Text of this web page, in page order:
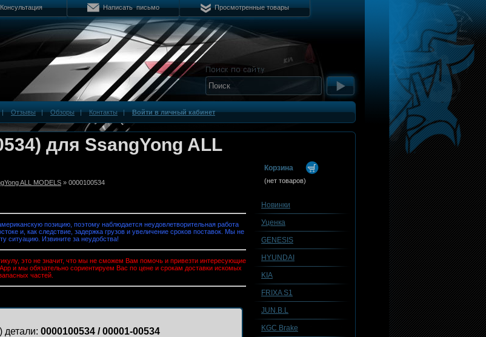
Консультация Написать письмо Просмотренные товары
Отзывы|Обзоры|Контакты|Войти в личный кабинет
для SsangYong ALL
ALL MODELS » 0000100534
позицию, поэтому наблюдается неудовлетворительная работа
и, как следствие, задержка грузов и увеличение сроков поставок. Мы не
ситуацию. Извините за неудобства!
это не значит, что мы не сможем Вам помочь и привезти интересующие
и мы обязательно сориентируем Вас по цене и срокам доставки искомых
частей.
детали: 0000100534 / 00001-00534
Корзина
(нет товаров)
Новинки
Уценка
GENESIS
HYUNDAI
KIA
FRIXA S1
JUN.B.L
KGC Brake